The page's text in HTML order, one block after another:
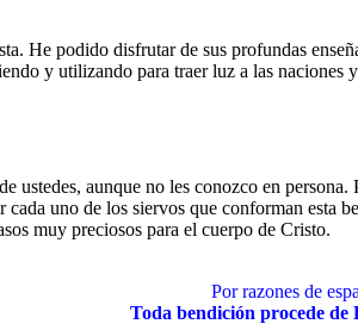
He podido disfrutar de sus profundas
y utilizando para traer luz a las naciones
ustedes, aunque no les conozco en
uno de los siervos que conforman esta
muy preciosos para el cuerpo de Cristo.
Por razones de
Toda bendición procede